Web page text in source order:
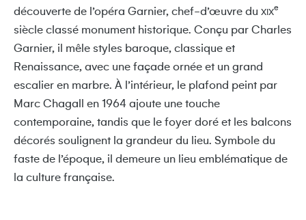
découverte de l’opéra Garnier, chef-d’œuvre du XIXe
siècle classé monument historique. Conçu par Charles
Garnier, il mêle styles baroque, classique et
Renaissance, avec une façade ornée et un grand
escalier en marbre. À l’intérieur, le plafond peint par
Marc Chagall en 1964 ajoute une touche
contemporaine, tandis que le foyer doré et les balcons
décorés soulignent la grandeur du lieu. Symbole du
faste de l’époque, il demeure un lieu emblématique de
la culture française.